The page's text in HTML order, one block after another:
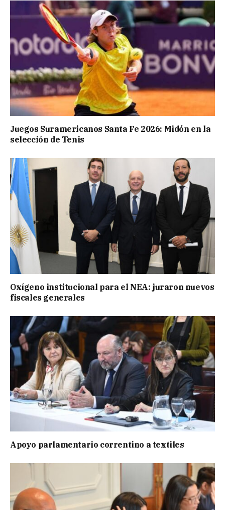
Juegos Suramericanos Santa Fe 2026: Midón en la
selección de Tenis
Oxígeno institucional para el NEA: juraron nuevos
fiscales generales
Apoyo parlamentario correntino a textiles